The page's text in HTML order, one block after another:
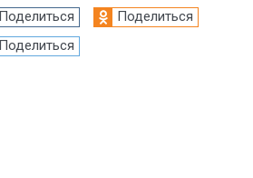
Поделиться
Поделиться
Поделиться